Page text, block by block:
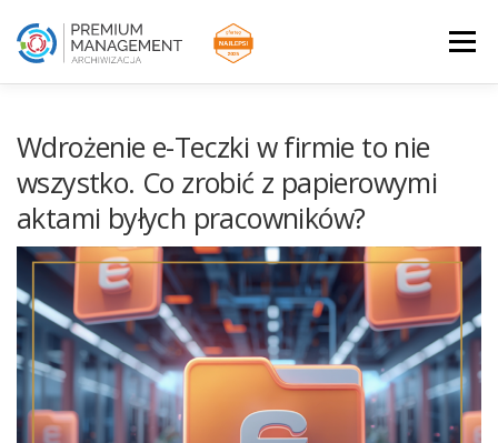
treści
Menu
BLOG
Wdrożenie e-Teczki w firmie to nie
wszystko. Co zrobić z papierowymi
aktami byłych pracowników?